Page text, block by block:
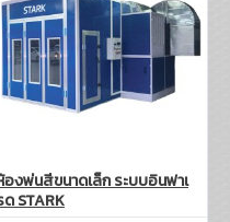
องพ่นสีขนาดเล็ก ระบบอินฟาเ
ด STARK